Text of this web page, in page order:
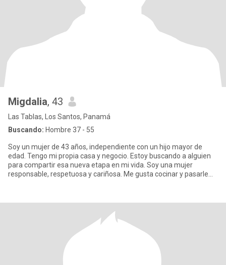
Migdalia, 43
Las Tablas, Los Santos, Panamá
Buscando: Hombre 37 - 55
Soy un mujer de 43 años, independiente con un hijo mayor de
edad. Tengo mi propia casa y negocio. Estoy buscando a alguien
para compartir esa nueva etapa en mi vida. Soy una mujer
responsable, respetuosa y cariñosa. Me gusta cocinar y pasarle